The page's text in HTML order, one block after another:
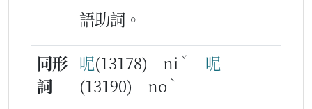
語助詞。
同形
詞
呢(13178) ni ˇ
呢
(13190) no ˋ